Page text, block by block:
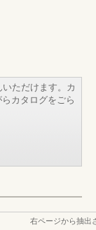
ただけます。カ
カタログをごら
右ページから抽出